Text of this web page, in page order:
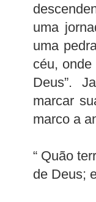
uma
uma
céu, onde
Deus”.
marcar
marco a
“ Quão
de Deus;